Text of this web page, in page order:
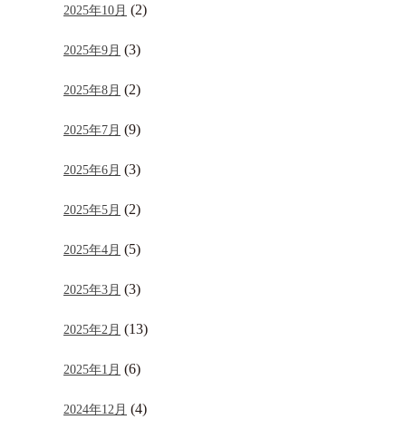
2025年10月 (2)
2025年9月 (3)
2025年8月 (2)
2025年7月 (9)
2025年6月 (3)
2025年5月 (2)
2025年4月 (5)
2025年3月 (3)
2025年2月 (13)
2025年1月 (6)
2024年12月 (4)